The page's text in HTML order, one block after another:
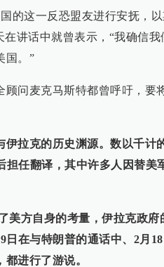
的这一反恐盟友进行安抚，以
讲话中就曾表示，“我确信我
国。”
顾问麦克马斯特都曾呼吁，要
伊拉克的历史渊源。数以千计
担任翻译，其中许多人因替美
美方自身的考量，伊拉克政府
在与特朗普的通话中、2月18
进行了游说。